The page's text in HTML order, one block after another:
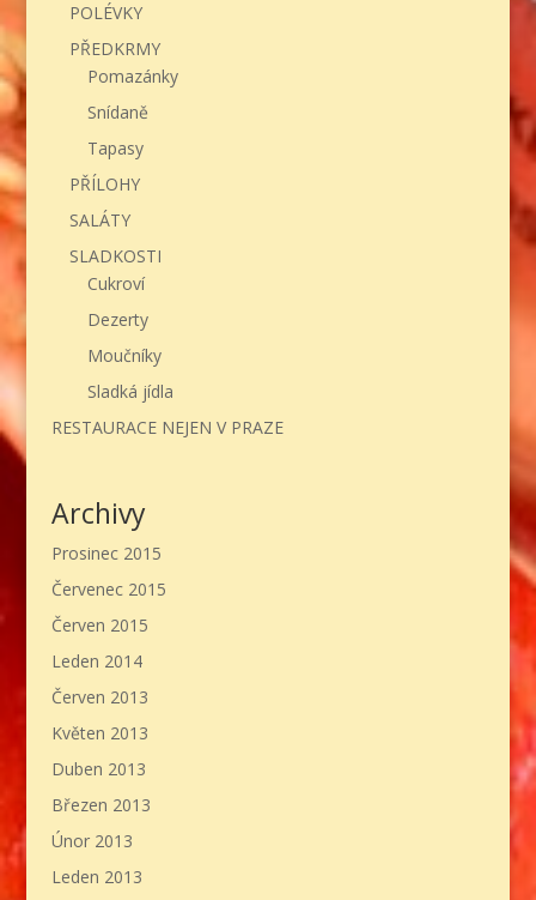
POLÉVKY
PŘEDKRMY
Pomazánky
Snídaně
Tapasy
PŘÍLOHY
SALÁTY
SLADKOSTI
Cukroví
Dezerty
Moučníky
Sladká jídla
RESTAURACE NEJEN V PRAZE
Archivy
Prosinec 2015
Červenec 2015
Červen 2015
Leden 2014
Červen 2013
Květen 2013
Duben 2013
Březen 2013
Únor 2013
Leden 2013